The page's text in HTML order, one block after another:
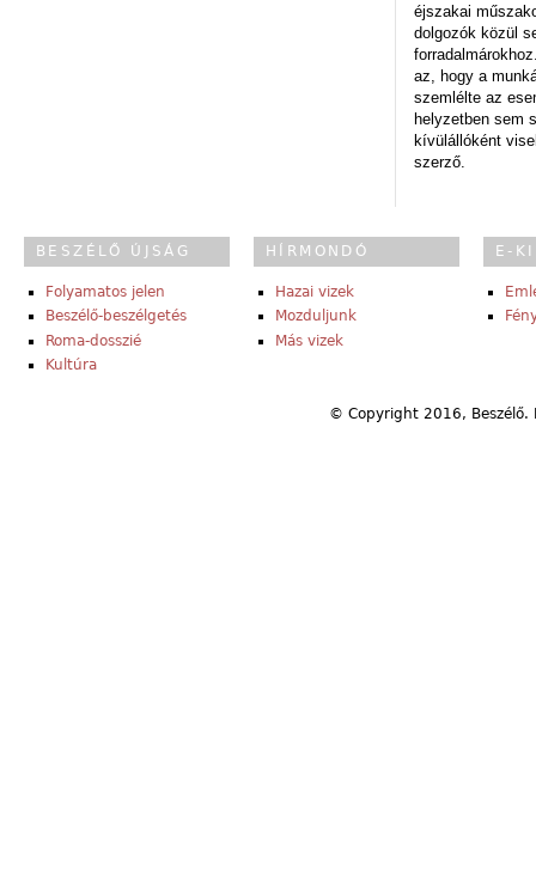
éjszakai
dolgozók közül
az, hogy a
szemlélte az
helyzetben sem
kívülállóként
szerző.
BESZÉLŐ ÚJSÁG
Folyamatos jelen
Beszélő-beszélgetés
Roma-dosszié
Kultúra
HÍRMONDÓ
Hazai vizek
Mozduljunk
Más vizek
E-
© Copyright 2016,